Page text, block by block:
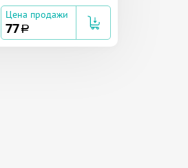
Цена продажи
77a